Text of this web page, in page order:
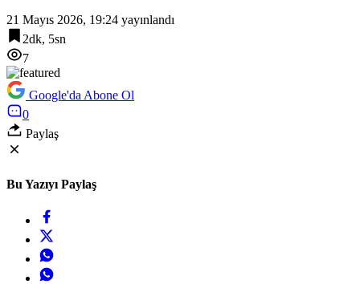
21 Mayıs 2026, 19:24 yayınlandı
2dk, 5sn
7
Google'da Abone Ol
0
Paylaş
Bu Yazıyı Paylaş